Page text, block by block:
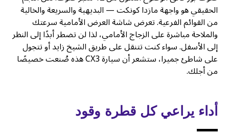
الحقيقي هو واجهة مازدا كونكت — البديهية والسريعة والخالية
من القوائم الفرعية. تعرض شاشة العرض الأمامية سرعتك
والملاحة مباشرة على الزجاج الأمامي، لذا لن تضطر أبدًا إلى النظر
إلى الأسفل. سواء كنت تتنقل على طريق الشيخ زايد أو تتجول
على شاطئ جميرا، ستشعر أن سيارة CX3 هذه صُنعت خصيصًا
من أجلك.
أداء يراعي كل قطرة وقود